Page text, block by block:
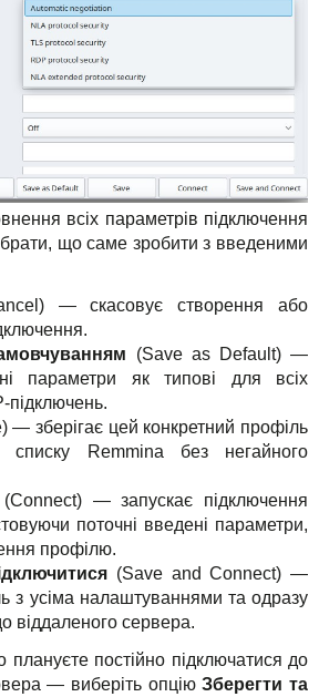
всіх параметрів підключення
що саме зробити з введеними
— скасовує створення або
(Save as Default) —
параметри як типові для всіх
— зберігає цей конкретний профіль
списку Remmina без негайного
(Connect) — запускає підключення
поточні введені параметри,
профілю.
(Save and Connect) —
з усіма налаштуваннями та одразу
віддаленого сервера.
плануєте постійно підключатися до
— виберіть опціюЗберегти та